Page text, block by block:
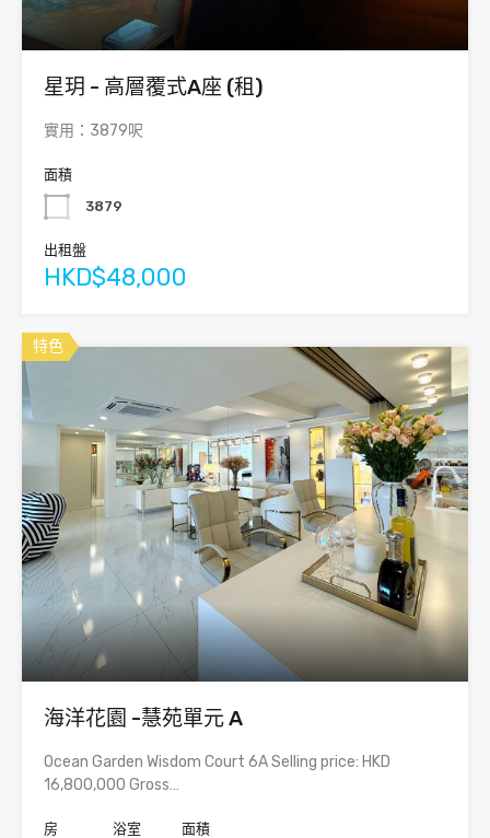
星玥 - 高層覆式A座 (租)
實用：3879呎
面積
3879
出租盤
HKD$48,000
特色
海洋花園 -慧苑單元 A
Ocean Garden Wisdom Court 6A Selling price: HKD
16,800,000 Gross…
房
浴室
面積